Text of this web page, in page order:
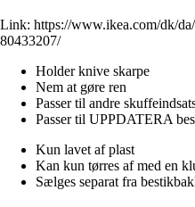
Link: https://www.ikea.com/dk/
80433207/
Holder knive skarpe
Nem at gøre ren
Passer til andre
Passer til UPPDATERA
Kun lavet af plast
Kan kun tørres af med en
Sælges separat fra